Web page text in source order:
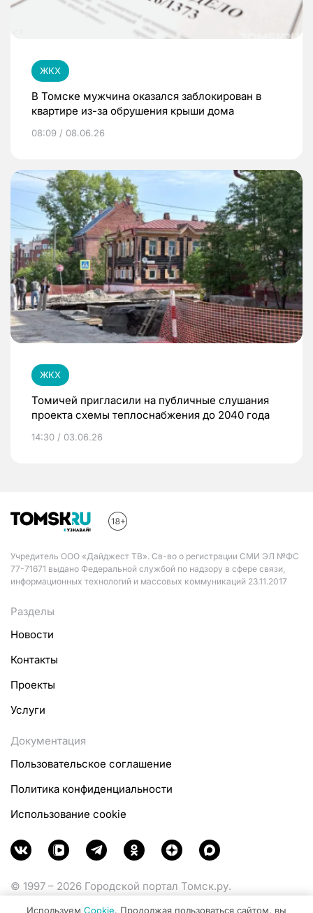
ЖКХ
В Томске мужчина оказался заблокирован в
квартире из-за обрушения крыши дома
08:09 / 08.06.26
ЖКХ
Томичей пригласили на публичные слушания
проекта схемы теплоснабжения до 2040 года
14:30 / 03.06.26
Учредитель ООО «Дайджест ТВ». Св-во о регистрации СМИ ЭЛ №ФС
77-71671 выдано Федеральной службой по надзору в сфере связи,
информационных технологий и массовых коммуникаций 23.11.2017
Разделы
Новости
Контакты
Проекты
Услуги
Документация
Пользовательское соглашение
Политика конфиденциальности
Использование cookie
© 1997 – 2026 Городской портал Томск.ру.
Используем Cookie. Продолжая пользоваться сайтом, вы